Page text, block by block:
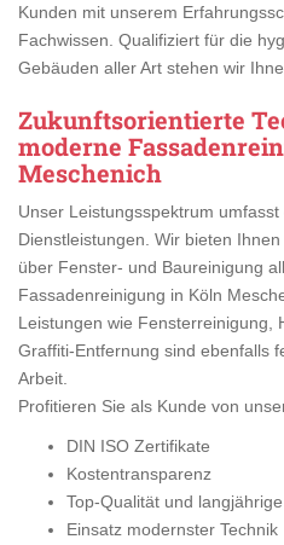
Kunden mit unserem
Fachwissen. Qualifiziert für die
Gebäuden aller Art stehen wir
Zukunftsorientierte
moderne
Meschenich
Unser Leistungsspektrum
Dienstleistungen. Wir bieten
über Fenster- und Baureinigung
Fassadenreinigung in Köln
Leistungen wie Fensterreinigung,
Graffiti-Entfernung sind ebenfalls
Arbeit.
Profitieren Sie als Kunde von
DIN ISO Zertifikate
Kostentransparenz
Top-Qualität und
Einsatz modernster Technik